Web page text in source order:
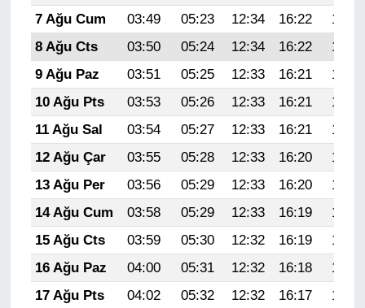
7 Ağu Cum
03:49 05:23 12:34 16:22
19:34
8 Ağu Cts
03:50 05:24 12:34 16:22
19:33
9 Ağu Paz
03:51 05:25 12:33 16:21
19:32
10 Ağu Pts
03:53 05:26 12:33 16:21
19:31
11 Ağu Sal
03:54 05:27 12:33 16:21
19:30
12 Ağu Çar
03:55 05:28 12:33 16:20
19:28
13 Ağu Per
03:56 05:29 12:33 16:20
19:27
14 Ağu Cum
03:58 05:29 12:33 16:19
19:26
15 Ağu Cts
03:59 05:30 12:32 16:19
19:25
16 Ağu Paz
04:00 05:31 12:32 16:18
19:23
17 Ağu Pts
04:02 05:32 12:32 16:17
19:22